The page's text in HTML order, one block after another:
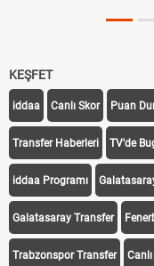
KEŞFET
iddaa Canlı Skor Puan
Transfer Haberleri TV'de
iddaa Programı
Galatasaray Transfer